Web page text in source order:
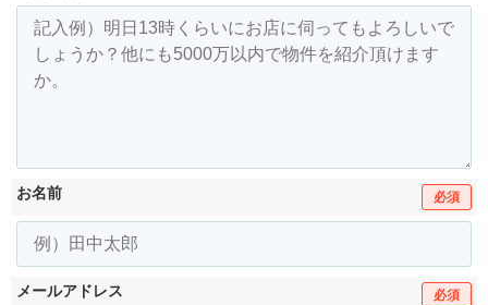
お名前 必須
メールアドレス 必須